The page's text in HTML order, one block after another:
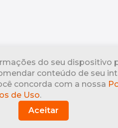
do seu dispositivo
conteúdo de seu
concorda com a nossa
de Uso.
Aceitar